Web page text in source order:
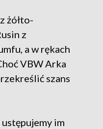
żółto-
z
a w rękach
VBW Arka
szans
ustępujemy im